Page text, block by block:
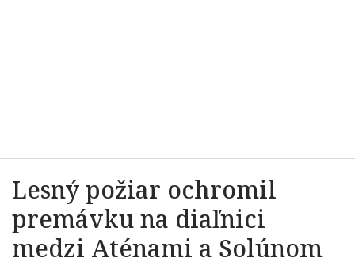
Lesný požiar ochromil
premávku na diaľnici
medzi Aténami a Solúnom